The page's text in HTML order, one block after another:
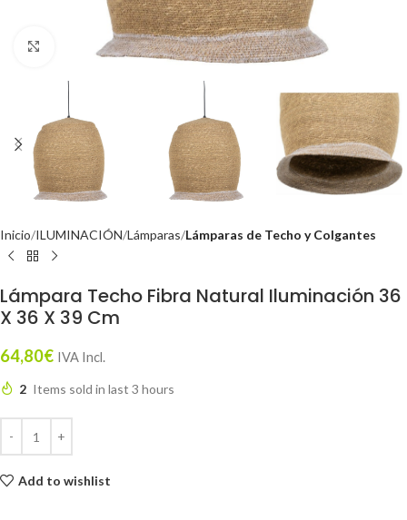
Click to enlarge
Inicio ILUMINACIÓN Lámparas Lámparas de Techo y Colgantes
Lámpara Techo Fibra Natural Iluminación 36
X 36 X 39 Cm
64,80€ IVA Incl.
2 Items sold in last 3 hours
Add to wishlist